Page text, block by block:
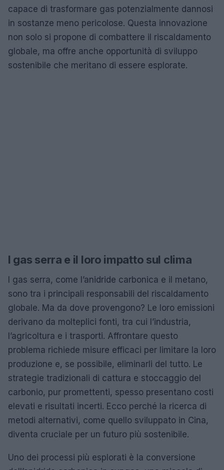
capace di trasformare gas potenzialmente dannosi
in sostanze meno pericolose. Questa innovazione
non solo si propone di combattere il riscaldamento
globale, ma offre anche opportunità di sviluppo
sostenibile che meritano di essere esplorate.
I gas serra e il loro impatto sul clima
I gas serra, come l’anidride carbonica e il metano,
sono tra i principali responsabili del riscaldamento
globale. Ma da dove provengono? Le loro emissioni
derivano da molteplici fonti, tra cui l’industria,
l’agricoltura e i trasporti. Affrontare questo
problema richiede misure efficaci per limitare la loro
produzione e, se possibile, eliminarli del tutto. Le
strategie tradizionali di cattura e stoccaggio del
carbonio, pur promettenti, spesso presentano costi
elevati e risultati incerti. Ecco perché la ricerca di
metodi alternativi, come quello sviluppato in Cina,
diventa cruciale per un futuro più sostenibile.
Uno dei processi più esplorati è la conversione